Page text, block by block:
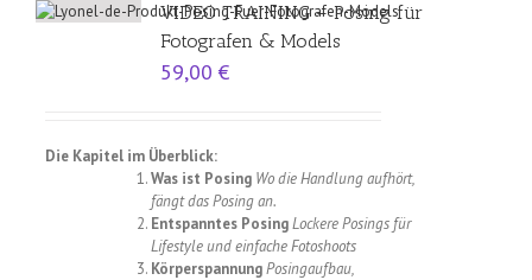
VIDEO TRAINING – Posing für
Fotografen & Models
59,00 €
Die Kapitel im Überblick:
Was ist Posing Wo die Handlung aufhört,
fängt das Posing an.
Entspanntes PosingLockere Posings für
Lifestyle und einfache Fotoshoots
KörperspannungPosingaufbau,